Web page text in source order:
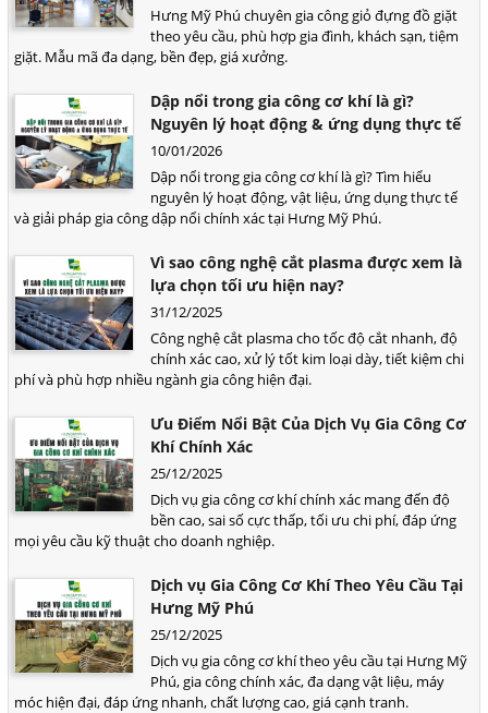
Hưng Mỹ Phú chuyên gia công giỏ đựng đồ giặt
theo yêu cầu, phù hợp gia đình, khách sạn, tiệm
giặt. Mẫu mã đa dạng, bền đẹp, giá xưởng.
Dập nổi trong gia công cơ khí là gì?
Nguyên lý hoạt động & ứng dụng thực tế
10/01/2026
Dập nổi trong gia công cơ khí là gì? Tìm hiểu
nguyên lý hoạt động, vật liệu, ứng dụng thực tế
và giải pháp gia công dập nổi chính xác tại Hưng Mỹ Phú.
Vì sao công nghệ cắt plasma được xem là
lựa chọn tối ưu hiện nay?
31/12/2025
Công nghệ cắt plasma cho tốc độ cắt nhanh, độ
chính xác cao, xử lý tốt kim loại dày, tiết kiệm chi
phí và phù hợp nhiều ngành gia công hiện đại.
Ưu Điểm Nổi Bật Của Dịch Vụ Gia Công Cơ
Khí Chính Xác
25/12/2025
Dịch vụ gia công cơ khí chính xác mang đến độ
bền cao, sai số cực thấp, tối ưu chi phí, đáp ứng
mọi yêu cầu kỹ thuật cho doanh nghiệp.
Dịch vụ Gia Công Cơ Khí Theo Yêu Cầu Tại
Hưng Mỹ Phú
25/12/2025
Dịch vụ gia công cơ khí theo yêu cầu tại Hưng Mỹ
Phú, gia công chính xác, đa dạng vật liệu, máy
móc hiện đại, đáp ứng nhanh, chất lượng cao, giá cạnh tranh.